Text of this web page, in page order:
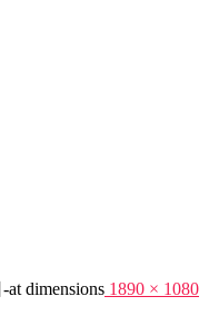
-at dimensions 1890 × 1080